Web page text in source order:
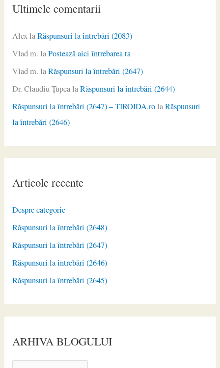
Ultimele comentarii
AlexlaRăspunsuri la întrebări (2083)
Vlad m. laPostează aici întrebarea ta
Vlad m. laRăspunsuri la întrebări (2647)
Dr. Claudiu ŢupealaRăspunsuri la întrebări (2644)
Răspunsuri la întrebări (2647) – TIROIDA.rolaRăspunsuri
la întrebări (2646)
Articole recente
Despre categorie
Răspunsuri la întrebări (2648)
Răspunsuri la întrebări (2647)
Răspunsuri la întrebări (2646)
Răspunsuri la întrebări (2645)
ARHIVA BLOGULUI